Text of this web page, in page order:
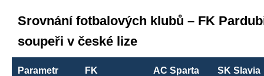
Srovnání fotbalových klubů – FK
soupeři v české lize
Parametr
FK
AC Sparta
SK Slavia